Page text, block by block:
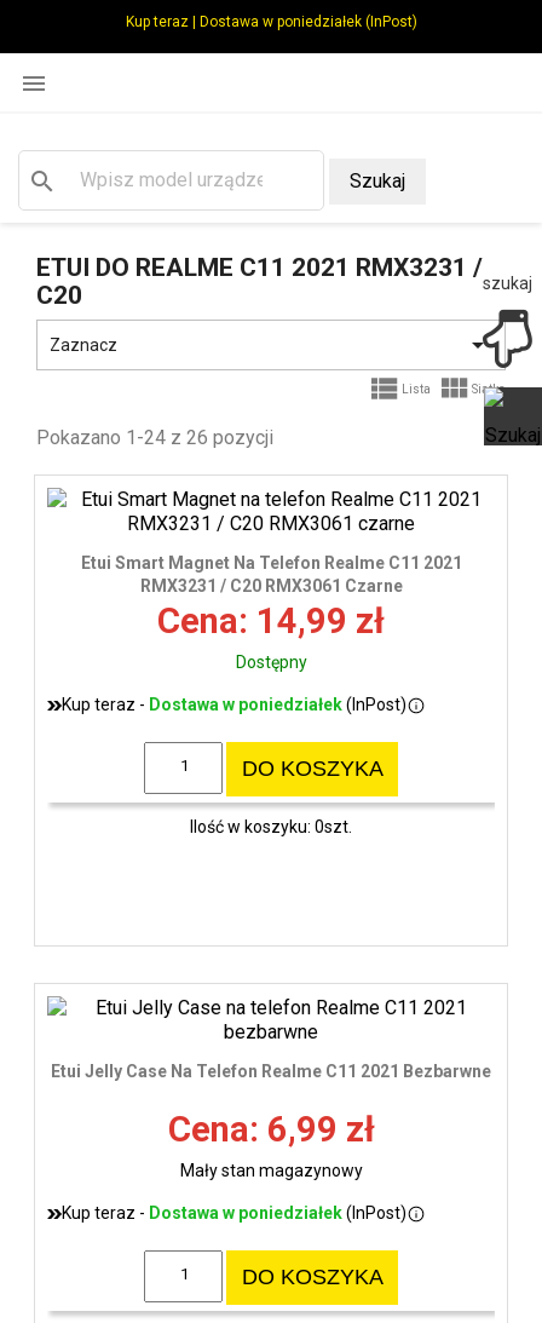
Kup teraz | Dostawa w poniedziałek (InPost)

search Szukaj
ETUI DO REALME C11 2021 RMX3231 /
C20
Zaznacz 
 Lista  Siatka
Pokazano 1-24 z 26 pozycji
Etui Smart Magnet Na Telefon Realme C11 2021
RMX3231 / C20 RMX3061 Czarne
Cena: 14,99 zł
Dostępny
Kup teraz - Dostawa w poniedziałek(InPost)
DO KOSZYKA
Ilość w koszyku: 0szt.
Etui Jelly Case Na Telefon Realme C11 2021 Bezbarwne
Cena: 6,99 zł
Mały stan magazynowy
Kup teraz - Dostawa w poniedziałek(InPost)
DO KOSZYKA
szukaj